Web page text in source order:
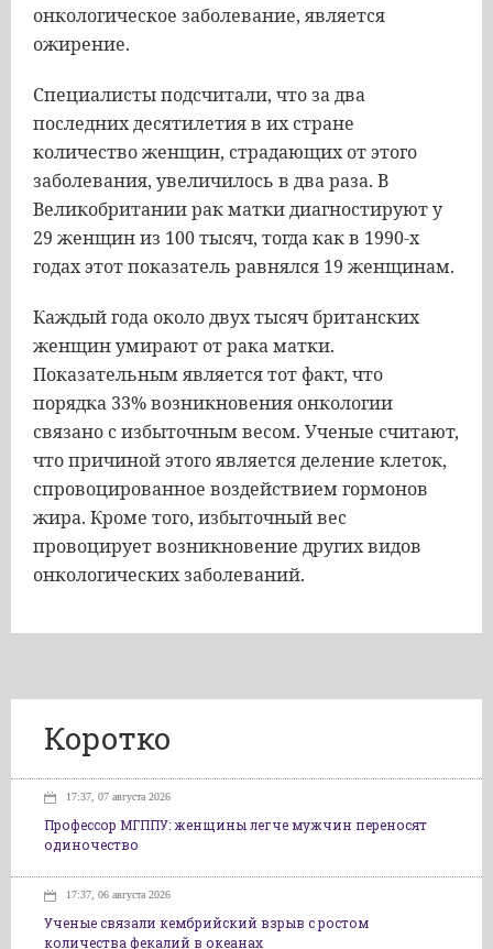
онкологическое заболевание, является
ожирение.
Специалисты подсчитали, что за два
последних десятилетия в их стране
количество женщин, страдающих от этого
заболевания, увеличилось в два раза. В
Великобритании рак матки диагностируют у
29 женщин из 100 тысяч, тогда как в 1990-х
годах этот показатель равнялся 19 женщинам.
Каждый года около двух тысяч британских
женщин умирают от рака матки.
Показательным является тот факт, что
порядка 33% возникновения онкологии
связано с избыточным весом. Ученые считают,
что причиной этого является деление клеток,
спровоцированное воздействием гормонов
жира. Кроме того, избыточный вес
провоцирует возникновение других видов
онкологических заболеваний.
Коротко
17:37, 07 августа 2026
Профессор МГППУ: женщины легче мужчин переносят
одиночество
17:37, 06 августа 2026
Ученые связали кембрийский взрыв с ростом
количества фекалий в океанах